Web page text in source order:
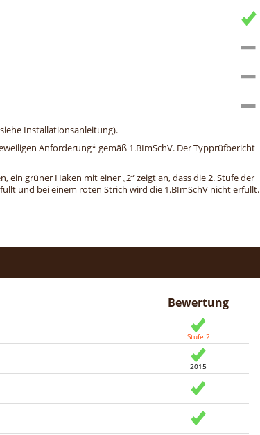
Installationsanleitung).
Anforderung* gemäß 1.BImSchV. Der Typprüfbericht
ein grüner Haken mit einer „2“ zeigt an, dass die 2. Stufe der
und bei einem roten Strich wird die 1.BImSchV nicht erfüllt.
Bewertung